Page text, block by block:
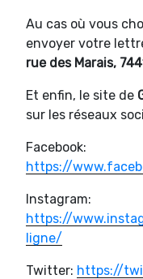
Au cas où vous
envoyer votre
rue des Marais,
Et enfin, le site de
sur les réseaux
Facebook:
https://
Instagram:
https://
ligne/
Twitter: https://